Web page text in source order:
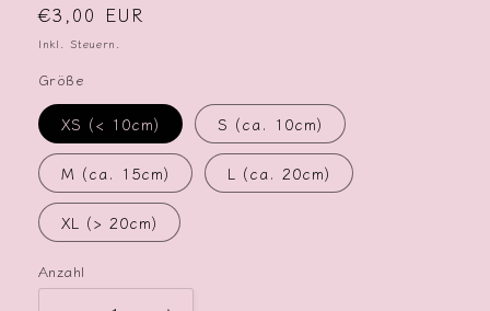
Normaler
Preis
€3,00 EUR
Inkl. Steuern.
Größe
XS (< 10cm) S (ca. 10cm)
M (ca. 15cm) L (ca. 20cm)
XL (> 20cm)
Anzahl